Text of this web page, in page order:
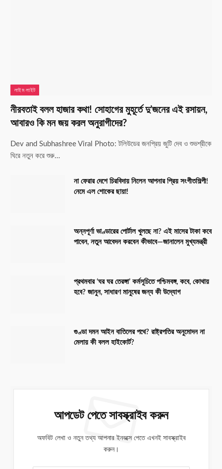
লাইম লাইট
নীরবতাই বলল হাজার কথা! সোহাগের মুহূর্তে দু’জনের এই রসায়ন,
আবারও কি মন জয় করল অনুরাগীদের?
Dev and Subhashree Viral Photo: টলিউডের জনপ্রিয় জুটি দেব ও শুভশ্রীকে
ঘিরে নতুন করে শুরু…
না ফেরার দেশে চিরবিদায় নিলেন আপনার প্রিয় সংগীতশিল্পী!
নেমে এল শোকের ছায়া!
অন্নপূর্ণা ভাণ্ডারের পোর্টাল খুলছে না? এই মাসের টাকা কবে
পাবেন, নতুন আবেদন করবেন কীভাবে—জানালেন মুখ্যমন্ত্রী
প্রথমবার ‘ঘর ঘর তেরঙ্গা’ কর্মসূচিতে পশ্চিমবঙ্গ, কবে, কোথায়
হবে? জানুন, সাধারণ মানুষের জন্য কী উদ্যোগ
গুণ্ডা দমন আইন বাতিলের পথে? রাষ্ট্রপতির অনুমোদন না
মেলায় কী বলল হাইকোর্ট?
আপডেট পেতে সাবস্ক্রাইব করুন
অফবিট লেখা ও নতুন তথ্য আপনার ইনবক্সে পেতে এখনই সাবস্ক্রাইব
করুন।